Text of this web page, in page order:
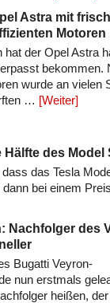
Astra mit
Motoren
hat der Opel Astra
bekommen.
wurde an vielen
… [Weiter]
des Model
das Tesla
bei einem
Nachfolger des
Bugatti Veyron-
nun erstmals
heißen, der